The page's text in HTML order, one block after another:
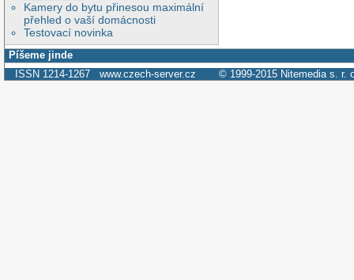
Kamery do bytu přinesou maximální
přehled o vaší domácnosti
Testovací novinka
Píšeme jinde
ISSN 1214-1267 www.czech-server.cz © 1999-2015 Nitemedia s. r.